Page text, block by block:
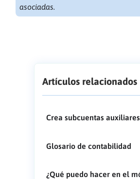
asociadas.
Artículos relacionados
Crea subcuentas auxiliares
Glosario de contabilidad
¿Qué puedo hacer en el